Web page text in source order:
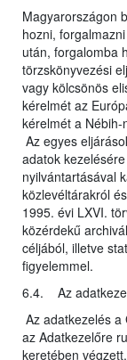
Magyarországon
hozni,
után, forgalomba
törzskönyvezési
vagy kölcsönös
kérelmét az
kérelmét a
Az egyes
adatok
nyilvántartásával
közlevéltárakról
1995. évi LXVI.
közérdekű
céljából, illetve
figyelemmel.
6.4. Az
Az adatkezelés a
az Adatkezelőre
keretében